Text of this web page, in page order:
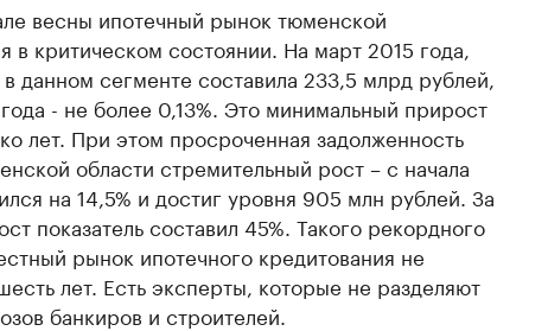
весны ипотечный рынок тюменской
в критическом состоянии. На март 2015 года,
данном сегменте составила 233,5 млрд рублей,
- не более 0,13%. Это минимальный прирост
лет. При этом просроченная задолженность
области стремительный рост – с начала
на 14,5% и достиг уровня 905 млн рублей. За
показатель составил 45%. Такого рекордного
рынок ипотечного кредитования не
лет. Есть эксперты, которые не разделяют
банкиров и строителей.